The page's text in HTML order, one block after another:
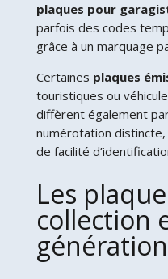
plaques pour
parfois des codes
grâce à un marquage
Certaines plaques
touristiques ou
diffèrent également
numérotation
de facilité
Les
collection